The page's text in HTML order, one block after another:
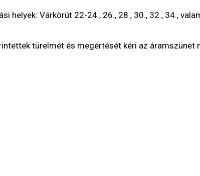
helyek: Várkörút 22-24., 26., 28., 30., 32., 34.,
türelmét és megértését kéri az áramszünet